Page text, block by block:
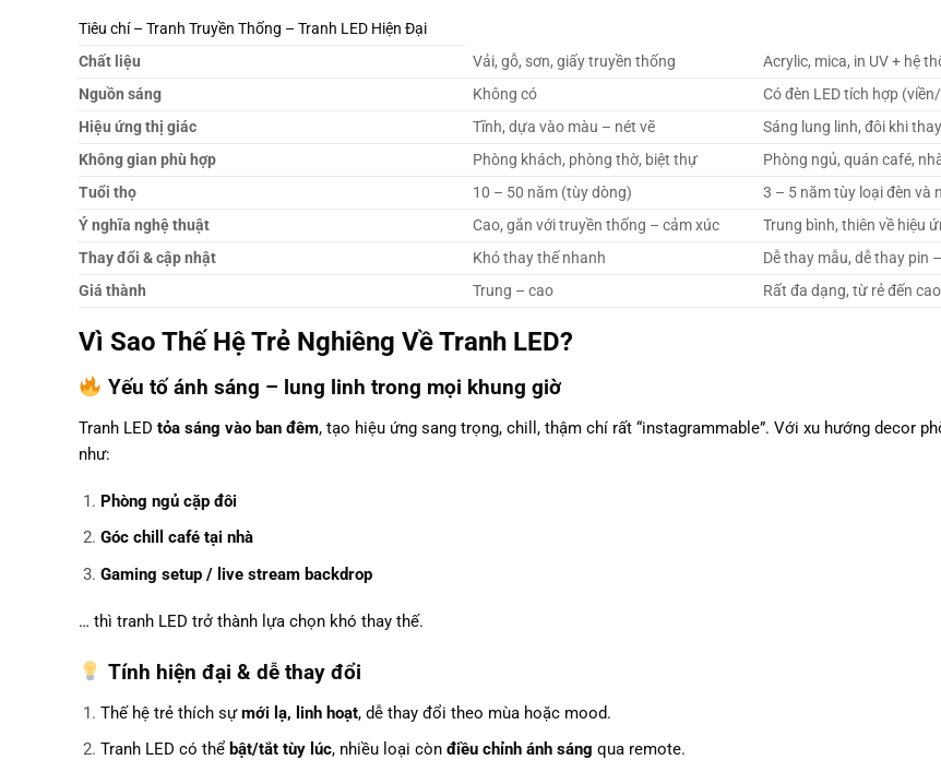
Tiêu chí – Tranh Truyền Thống – Tranh LED Hiện Đại
Chất liệu
Vải, gỗ, sơn, giấy truyền thống
Acrylic, mica, in UV + hệ
Nguồn sáng
Không có
Có đèn LED tích hợp
Hiệu ứng thị giác
Tĩnh, dựa vào màu – nét vẽ
Sáng lung linh, đôi khi
Không gian phù hợp
Phòng khách, phòng thờ, biệt thự
Phòng ngủ, quán café,
Tuổi thọ
10 – 50 năm (tùy dòng)
3 – 5 năm tùy loại đèn và
Ý nghĩa nghệ thuật
Cao, gắn với truyền thống – cảm xúc
Trung bình, thiên về hiệu
Thay đổi & cập nhật
Khó thay thế nhanh
Dễ thay mẫu, dễ thay pin
Giá thành
Trung – cao Rất đa dạng, từ rẻ đến
Vì Sao Thế Hệ Trẻ Nghiêng Về Tranh LED?
Yếu tố ánh sáng – lung linh trong mọi khung giờ
Tranh LED tỏa sáng vào ban đêm, tạo hiệu ứng sang trọng, chill, thậm chí rất “instagrammable”. Với xu hướng decor
như:
Phòng ngủ cặp đôi
Góc chill café tại nhà
Gaming setup / live stream backdrop
… thì tranh LED trở thành lựa chọn khó thay thế.
Tính hiện đại & dễ thay đổi
Thế hệ trẻ thích sựmới lạ, linh hoạt, dễ thay đổi theo mùa hoặc mood.
Tranh LED có thể bật/tắt tùy lúc, nhiều loại còn điều chỉnh ánh sáng qua remote.